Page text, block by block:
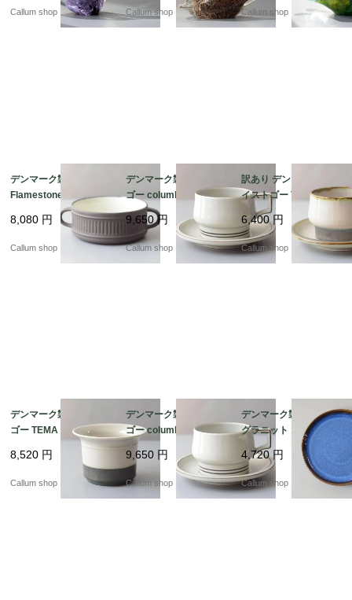
アンティーク ヴィンテ
ージ_260721 ig4975
Callum shop
フィギュア ヴィンテー
ジ_260721 ig4974
Callum shop
フィギュア ヴィンテー
ジ_260721 ig4972
Callum shop
デンマーク製 DANSK
Flamestone 持ち手付
き スープボウル 器 ク
イストゴー J.H.Quistg
aard 北欧ヴィンテージ
8,080 円
Callum shop
デンマーク製 クイスト
ゴー columbia ティー
カップ＆ソーサー コロ
ンビア B&G Bing & Gr
ondahl J.H.Quistgaard
北欧ヴィンテージ アン
9,650円
Callum shop
訳あり デンマーク製 ク
イストゴー TEMA ティ
ーカップ＆ソーサー テ
ィーマ B&G Bing & Gr
ondahl J.H.Quistgaard
北欧ヴィンテージ アン
6,400円
Callum shop
デンマーク製 クイスト
ゴー TEMA ボウル 鉢
器 ティーマ B&G Bing
& Grondahl J.H.Quistg
aard 北欧ヴィンテージ
8,520 円
Callum shop
デンマーク製 クイスト
ゴー columbia ティー
カップ＆ソーサー コロ
ンビア B&G Bing & Gr
ondahl J.H.Quistgaard
北欧ヴィンテージ アン
9,650 円
Callum shop
デンマーク製 SOHOLM
グラニット 18cm プレ
ート お皿 スーホルム G
RANIT 北欧食器 北欧雑
貨 ヴィンテージ アンテ
ィーク_it4596
4,720円
Callum shop